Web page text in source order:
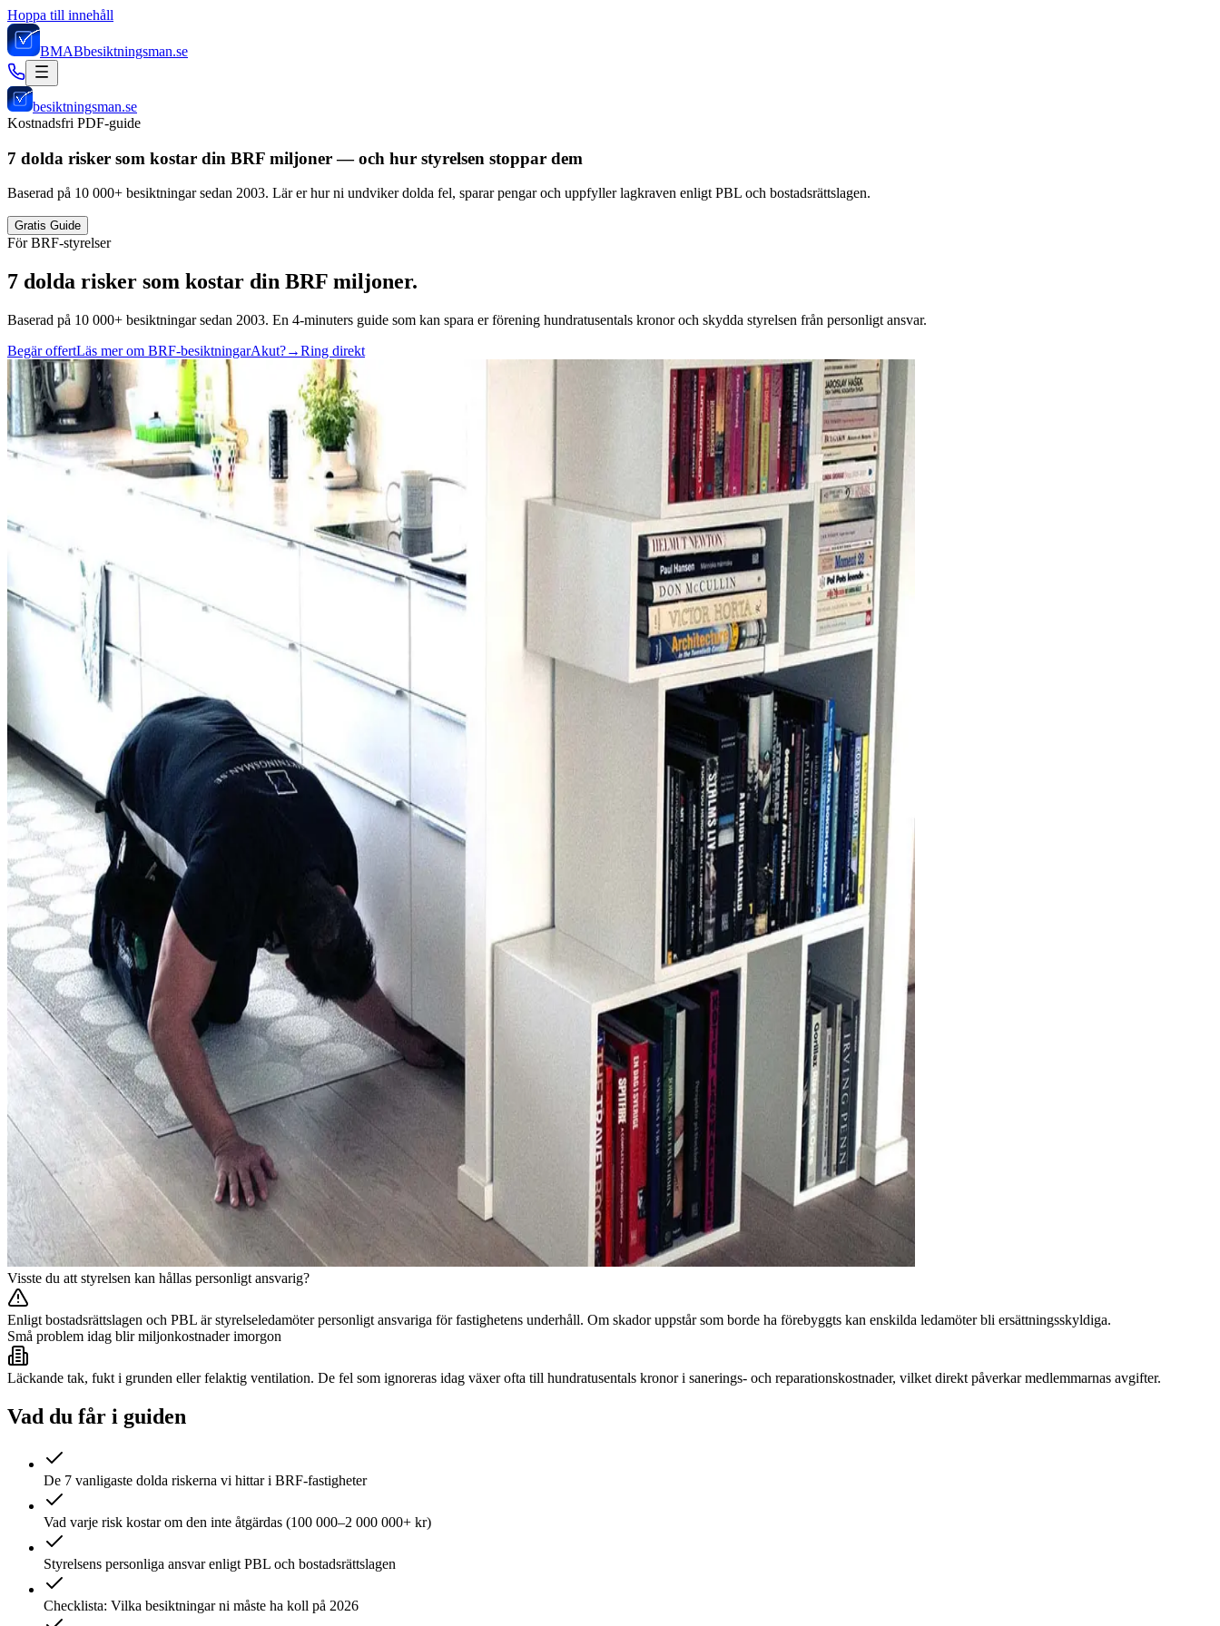
Hoppa till innehåll
BMABbesiktningsman.se
besiktningsman.se
Kostnadsfri PDF-guide
7 dolda risker som kostar din BRF miljoner — och hur styrelsen stoppar dem
Baserad på 10 000+ besiktningar sedan 2003. Lär er hur ni undviker dolda fel, sparar pengar och uppfyller lagkraven enligt PBL och bostadsrättslagen.
Gratis Guide
För BRF-styrelser
7 dolda risker som kostar din BRF miljoner.
Baserad på 10 000+ besiktningar sedan 2003. En 4-minuters guide som kan spara er förening hundratusentals kronor och skydda styrelsen från personligt ansvar.
Begär offertLäs mer om BRF-besiktningarAkut?→Ring direkt
Visste du att styrelsen kan hållas personligt ansvarig?
Enligt bostadsrättslagen och PBL är styrelseledamöter personligt ansvariga för fastighetens underhåll. Om skador uppstår som borde ha förebyggts kan enskilda ledamöter bli ersättningsskyldiga.
Små problem idag blir miljonkostnader imorgon
Läckande tak, fukt i grunden eller felaktig ventilation. De fel som ignoreras idag växer ofta till hundratusentals kronor i sanerings- och reparationskostnader, vilket direkt påverkar medlemmarnas avgifter.
Vad du får i guiden
De 7 vanligaste dolda riskerna vi hittar i BRF-fastigheter
Vad varje risk kostar om den inte åtgärdas (100 000–2 000 000+ kr)
Styrelsens personliga ansvar enligt PBL och bostadsrättslagen
Checklista: Vilka besiktningar ni måste ha koll på 2026